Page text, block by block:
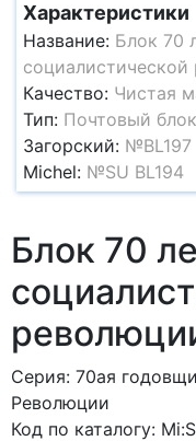
Характеристики
Название: Блок 70
Качество: Чистая
Тип: Почтовый блок
Загорский: №BL197
Michel: №SU BL194
Блок 70
Серия: 70ая
Революции
Код по каталогy: